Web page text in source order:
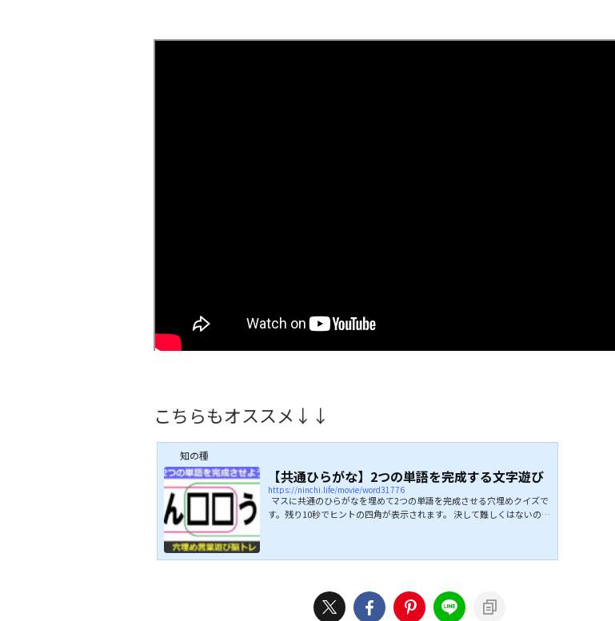
こちらもオススメ↓↓
知の種
【共通ひらがな】2つの単語を完成する文字遊び
https://ninchi.life/movie/word31776
マスに共通のひらがなを埋めて2つの単語を完成させる穴埋めクイズで
す。残り10秒でヒントの四角が表示されます。 決して難しくはないので